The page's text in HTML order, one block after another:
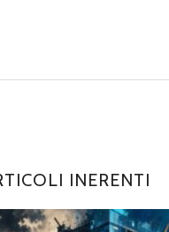
INERENTI